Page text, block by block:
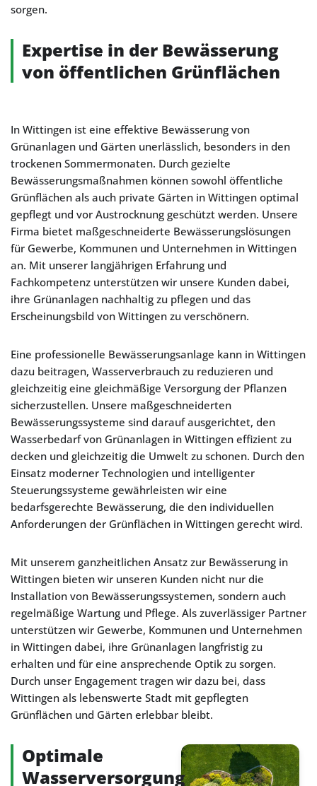
sorgen.
Expertise in der Bewässerung
von öffentlichen Grünflächen
In Wittingen ist eine effektive Bewässerung von
Grünanlagen und Gärten unerlässlich, besonders in den
trockenen Sommermonaten. Durch gezielte
Bewässerungsmaßnahmen können sowohl öffentliche
Grünflächen als auch private Gärten in Wittingen optimal
gepflegt und vor Austrocknung geschützt werden. Unsere
Firma bietet maßgeschneiderte Bewässerungslösungen
für Gewerbe, Kommunen und Unternehmen in Wittingen
an. Mit unserer langjährigen Erfahrung und
Fachkompetenz unterstützen wir unsere Kunden dabei,
ihre Grünanlagen nachhaltig zu pflegen und das
Erscheinungsbild von Wittingen zu verschönern.
Eine professionelle Bewässerungsanlage kann in Wittingen
dazu beitragen, Wasserverbrauch zu reduzieren und
gleichzeitig eine gleichmäßige Versorgung der Pflanzen
sicherzustellen. Unsere maßgeschneiderten
Bewässerungssysteme sind darauf ausgerichtet, den
Wasserbedarf von Grünanlagen in Wittingen effizient zu
decken und gleichzeitig die Umwelt zu schonen. Durch den
Einsatz moderner Technologien und intelligenter
Steuerungssysteme gewährleisten wir eine
bedarfsgerechte Bewässerung, die den individuellen
Anforderungen der Grünflächen in Wittingen gerecht wird.
Mit unserem ganzheitlichen Ansatz zur Bewässerung in
Wittingen bieten wir unseren Kunden nicht nur die
Installation von Bewässerungssystemen, sondern auch
regelmäßige Wartung und Pflege. Als zuverlässiger Partner
unterstützen wir Gewerbe, Kommunen und Unternehmen
in Wittingen dabei, ihre Grünanlagen langfristig zu
erhalten und für eine ansprechende Optik zu sorgen.
Durch unser Engagement tragen wir dazu bei, dass
Wittingen als lebenswerte Stadt mit gepflegten
Grünflächen und Gärten erlebbar bleibt.
Optimale
Wasserversorgung